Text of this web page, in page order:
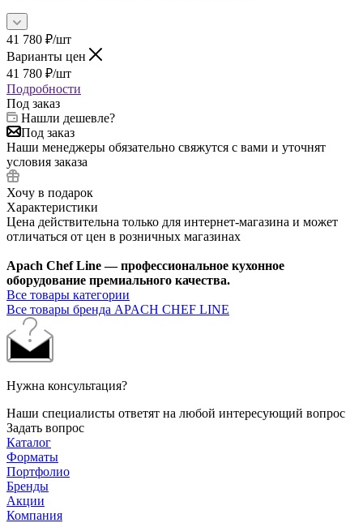
41 780 ₽/шт
Варианты цен
41 780 ₽/шт
Подробности
Под заказ
Нашли дешевле?
Под заказ
Наши менеджеры обязательно свяжутся с вами и уточнят
условия заказа
Хочу в подарок
Характеристики
Цена действительна только для интернет-магазина и может
отличаться от цен в розничных магазинах
Apach Chef Line — профессиональное кухонное
оборудование премиального качества.
Все товары категории
Все товары бренда APACH CHEF LINE
Нужна консультация?
Наши специалисты ответят на любой интересующий вопрос
Задать вопрос
Каталог
Форматы
Портфолио
Бренды
Акции
Компания